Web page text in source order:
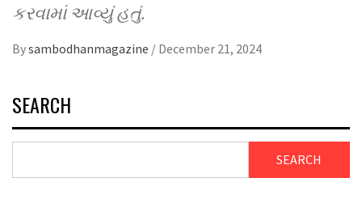
કરવામાં આવ્યું હતું.
Bysambodhanmagazine / December 21, 2024
SEARCH
SEARCH